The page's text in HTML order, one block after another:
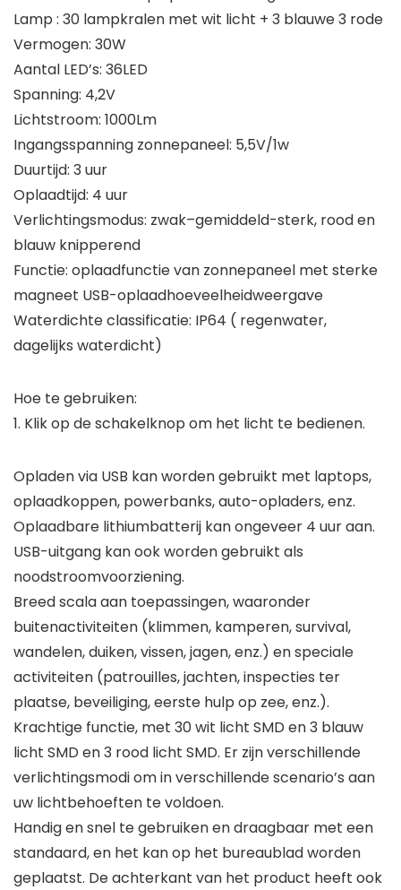
Lamp : 30 lampkralen met wit licht + 3 blauwe 3 rode
Vermogen: 30W
Aantal LED’s: 36LED
Spanning: 4,2V
Lichtstroom: 1000Lm
Ingangsspanning zonnepaneel: 5,5V/1w
Duurtijd: 3 uur
Oplaadtijd: 4 uur
Verlichtingsmodus: zwak–gemiddeld-sterk, rood en
blauw knipperend
Functie: oplaadfunctie van zonnepaneel met sterke
magneet USB-oplaadhoeveelheidweergave
Waterdichte classificatie: IP64 ( regenwater,
dagelijks waterdicht)
Hoe te gebruiken:
1. Klik op de schakelknop om het licht te bedienen.
Opladen via USB kan worden gebruikt met laptops,
oplaadkoppen, powerbanks, auto-opladers, enz.
Oplaadbare lithiumbatterij kan ongeveer 4 uur aan.
USB-uitgang kan ook worden gebruikt als
noodstroomvoorziening.
Breed scala aan toepassingen, waaronder
buitenactiviteiten (klimmen, kamperen, survival,
wandelen, duiken, vissen, jagen, enz.) en speciale
activiteiten (patrouilles, jachten, inspecties ter
plaatse, beveiliging, eerste hulp op zee, enz.).
Krachtige functie, met 30 wit licht SMD en 3 blauw
licht SMD en 3 rood licht SMD. Er zijn verschillende
verlichtingsmodi om in verschillende scenario’s aan
uw lichtbehoeften te voldoen.
Handig en snel te gebruiken en draagbaar met een
standaard, en het kan op het bureaublad worden
geplaatst. De achterkant van het product heeft ook